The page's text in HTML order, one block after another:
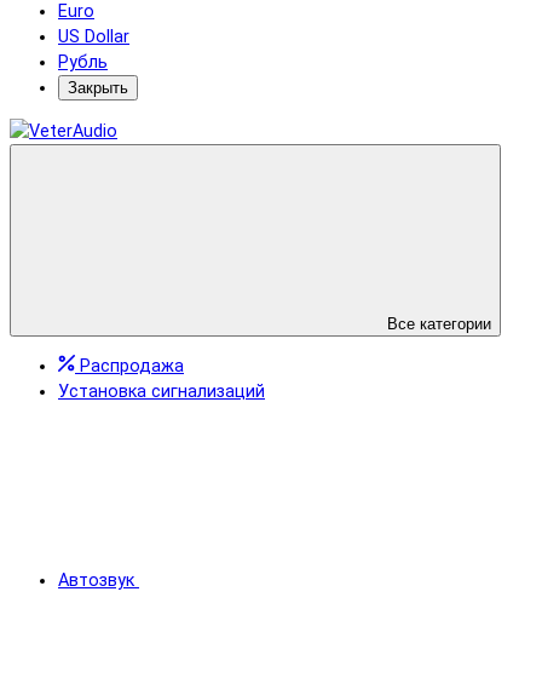
Euro
US Dollar
Рубль
Закрыть
Все категории
Распродажа
Установка сигнализаций
Автозвук